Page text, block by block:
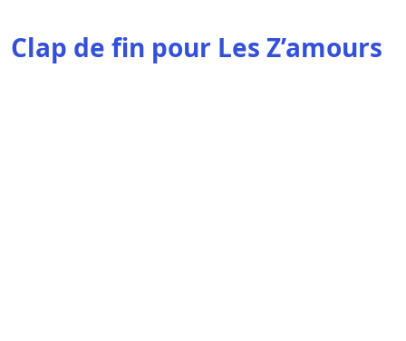
Clap de fin pour Les Z’amours